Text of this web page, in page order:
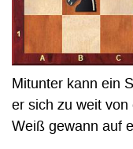
Mitunter kann ein
er sich zu weit
Weiß gewann auf